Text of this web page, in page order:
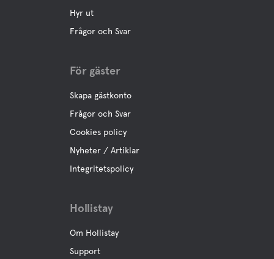
Hyr ut
Frågor och Svar
För gäster
Skapa gästkonto
Frågor och Svar
Cookies policy
Nyheter / Artiklar
Integritetspolicy
Hollistay
Om Hollistay
Support